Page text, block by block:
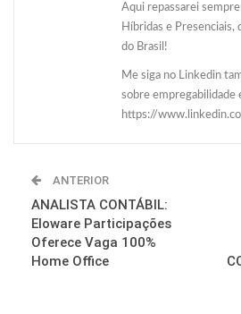
Aqui repassarei
Híbridas e Presenciais,
do Brasil!
Me siga no Linkedin
sobre empregabilidade
https://
ANTERIOR
ANALISTA CONTÁBIL:
Eloware Participações
Oferece Vaga 100%
Home Office